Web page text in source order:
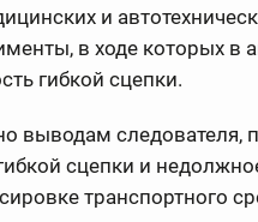
и
в ходе которых в
гибкой сцепки.
выводам
сцепки и
транспортного